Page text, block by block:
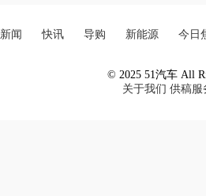
新闻 快讯 导购 新能源 今日
© 2025 51汽车 All
关于我们 供稿服